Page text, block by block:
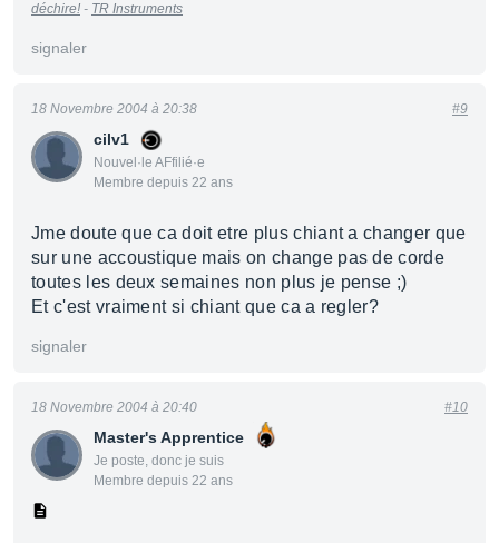
déchire! - TR Instruments
signaler
cilv1
Nouvel·le AFfilié·e
Membre depuis 22 ans
18 Novembre 2004 à 20:38 #9
Jme doute que ca doit etre plus chiant a changer que
sur une accoustique mais on change pas de corde
toutes les deux semaines non plus je pense ;)
Et c'est vraiment si chiant que ca a regler?
signaler
Master's Apprentice
Je poste, donc je suis
Membre depuis 22 ans
18 Novembre 2004 à 20:40 #10